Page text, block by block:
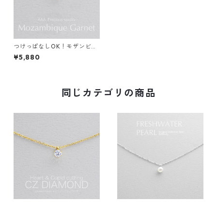
つけっぱなしOK！モザンビー
ク ガーネット 一粒ネックレス
金属アレルギー サージカルス
¥5,880
同じカテゴリの商品